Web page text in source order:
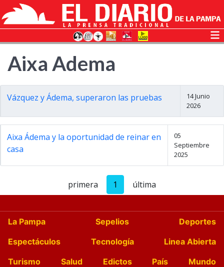
Aixa Adema
Vázquez y Ádema, superaron las pruebas
14 Junio
2026
Aixa Ádema y la oportunidad de reinar en
casa
05
Septiembre
2025
primera 1 última
La Pampa Sepelios
Deportes
Espectáculos
Tecnología
Linea Abierta
Turismo
Salud Edictos País
Mundo